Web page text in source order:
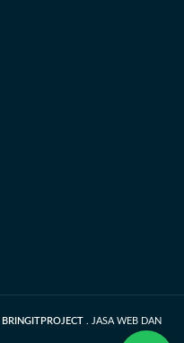
BRINGITPROJECT
. JASA WEB DAN